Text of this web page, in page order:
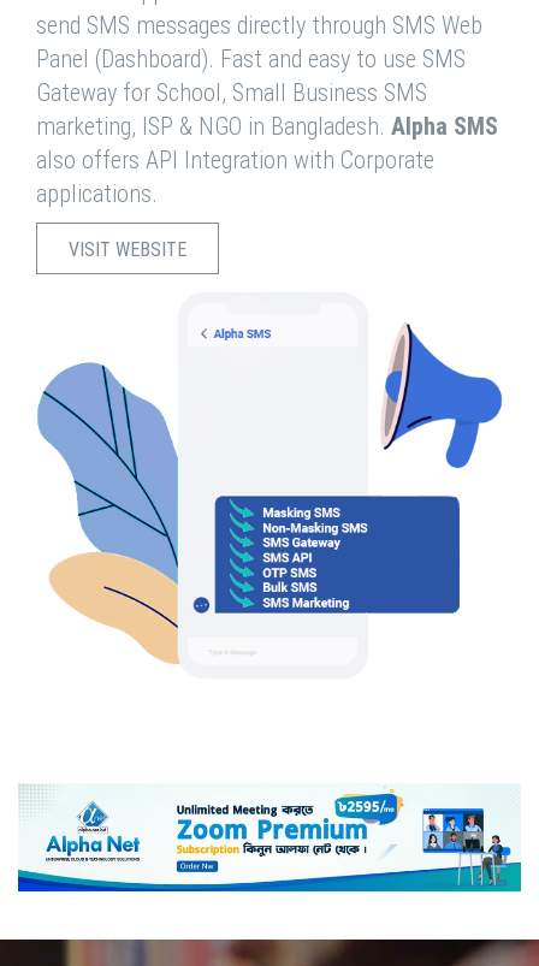
send SMS messages directly through SMS Web
Panel (Dashboard). Fast and easy to use SMS
Gateway for School, Small Business SMS
marketing, ISP & NGO in Bangladesh. Alpha SMS
also offers API Integration with Corporate
applications.
VISIT WEBSITE